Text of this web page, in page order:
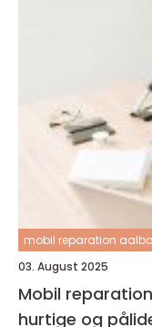
mobil reparation
03. August 2025
Mobil
hurtige og